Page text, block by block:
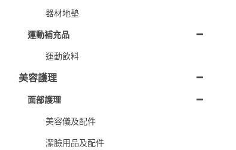
器材地墊
運動補充品
運動飲料
美容護理
面部護理
美容儀及配件
潔臉用品及配件